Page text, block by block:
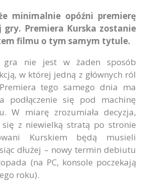
że minimalnie opóźni premierę
Premiera Kurska zostanie
filmu o tym samym tytule.
gra nie jest w żaden sposób
w której jedną z głównych ról
tego samego dnia ma
podłączenie się pod machinę
W miarę zrozumiała decyzja,
się z niewielką stratą po stronie
Kurskiem będą musieli
dłużej – nowy termin debiutu
(na PC, konsole poczekają
roku).